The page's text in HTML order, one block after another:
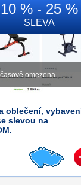
10 % - 25 %
SLEVA
omezena.
oblečení,
slevou na